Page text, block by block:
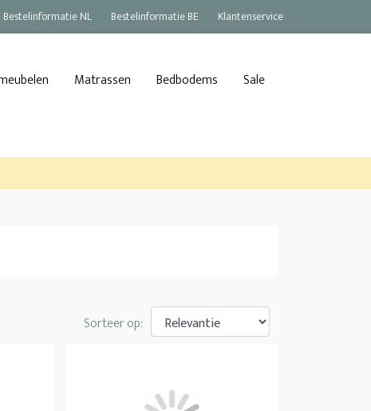
Bestelinformatie NL Bestelinformatie BE Klantenservice
Matrassen Bedbodems Sale
Sorteer op: